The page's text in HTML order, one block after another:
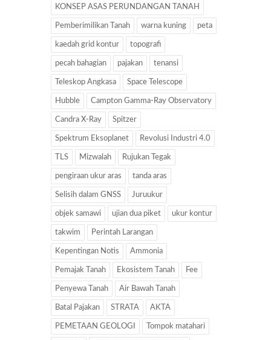
KONSEP ASAS PERUNDANGAN TANAH
Pemberimilikan Tanah warna kuning peta
kaedah grid kontur topografi
pecah bahagian pajakan tenansi
Teleskop Angkasa Space Telescope
Hubble Campton Gamma-Ray Observatory
Candra X-Ray Spitzer
Spektrum Eksoplanet Revolusi Industri 4.0
TLS Mizwalah Rujukan Tegak
pengiraan ukur aras tanda aras
Selisih dalam GNSS Juruukur
objek samawi ujian dua piket ukur kontur
takwim Perintah Larangan
Kepentingan Notis Ammonia
Pemajak Tanah Ekosistem Tanah Fee
Penyewa Tanah Air Bawah Tanah
Batal Pajakan STRATA AKTA
PEMETAAN GEOLOGI Tompok matahari